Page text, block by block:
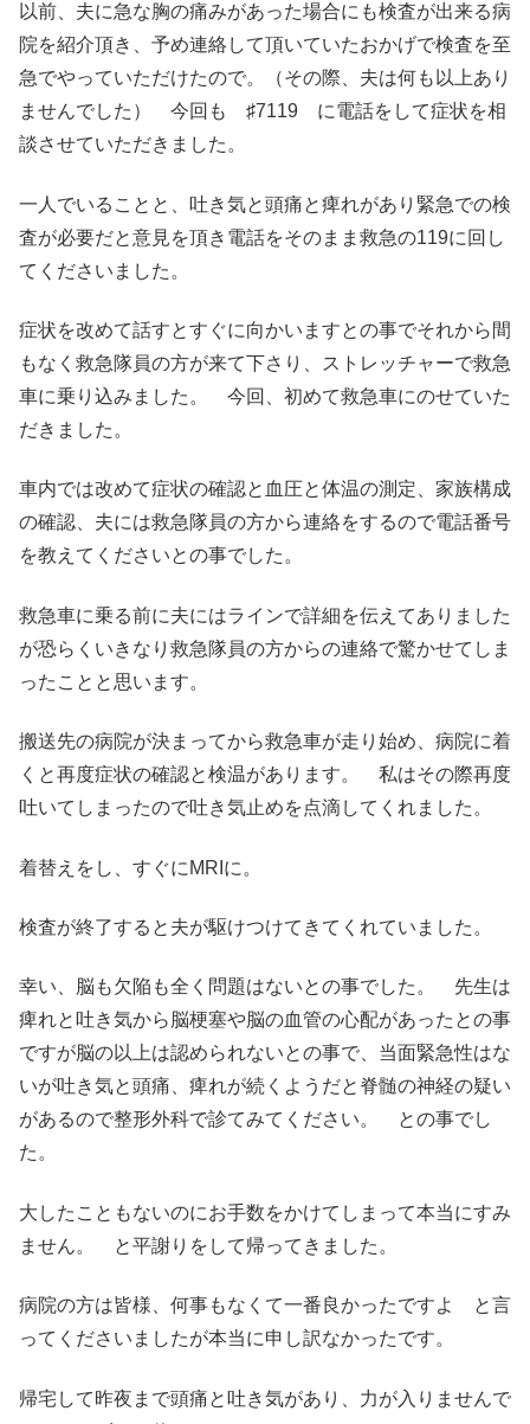
以前、夫に急な胸の痛みがあった場合にも検査が出来る病
院を紹介頂き、予め連絡して頂いていたおかげで検査を至
急でやっていただけたので。（その際、夫は何も以上あり
ませんでした） 今回も ♯7119 に電話をして症状を相
談させていただきました。
一人でいることと、吐き気と頭痛と痺れがあり緊急での検
査が必要だと意見を頂き電話をそのまま救急の119に回し
てくださいました。
症状を改めて話すとすぐに向かいますとの事でそれから間
もなく救急隊員の方が来て下さり、ストレッチャーで救急
車に乗り込みました。 今回、初めて救急車にのせていた
だきました。
車内では改めて症状の確認と血圧と体温の測定、家族構成
の確認、夫には救急隊員の方から連絡をするので電話番号
を教えてくださいとの事でした。
救急車に乗る前に夫にはラインで詳細を伝えてありました
が恐らくいきなり救急隊員の方からの連絡で驚かせてしま
ったことと思います。
搬送先の病院が決まってから救急車が走り始め、病院に着
くと再度症状の確認と検温があります。 私はその際再度
吐いてしまったので吐き気止めを点滴してくれました。
着替えをし、すぐにMRIに。
検査が終了すると夫が駆けつけてきてくれていました。
幸い、脳も欠陥も全く問題はないとの事でした。 先生は
痺れと吐き気から脳梗塞や脳の血管の心配があったとの事
ですが脳の以上は認められないとの事で、当面緊急性はな
いが吐き気と頭痛、痺れが続くようだと脊髄の神経の疑い
があるので整形外科で診てみてください。 との事でし
た。
大したこともないのにお手数をかけてしまって本当にすみ
ません。 と平謝りをして帰ってきました。
病院の方は皆様、何事もなくて一番良かったですよ と言
ってくださいましたが本当に申し訳なかったです。
帰宅して昨夜まで頭痛と吐き気があり、力が入りませんで